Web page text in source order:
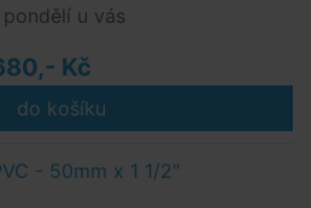
u vás
Kč
do košíku
- 50mm x 1 1/2"